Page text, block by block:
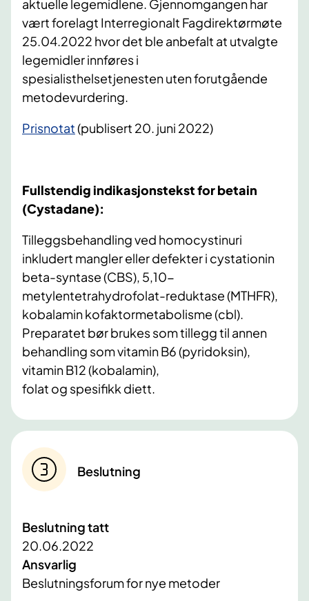
aktuelle legemidlene. Gjennomgangen har
vært forelagt Interregionalt Fagdirektørmøte
25.04.2022 hvor det ble anbefalt at utvalgte
legemidler innføres i
spesialisthelsetjenesten uten forutgående
metodevurdering.
​Prisnotat(publisert 20. juni 2022)
Fullstendig indikasjonstekst for betain
(Cystadane):
Tilleggsbehandling ved homocystinuri
inkludert mangler eller defekter i cystationin
beta-syntase (CBS), 5,10-
metylentetrahydrofolat-reduktase (MTHFR),
kobalamin kofaktormetabolisme (cbl).
Preparatet bør brukes som tillegg til annen
behandling som vitamin B6 (pyridoksin),
vitamin B12 (kobalamin),
folat og spesifikk diett.
Beslutning
Beslutning tatt
20.06.2022
Ansvarlig
Beslutningsforum for nye metoder